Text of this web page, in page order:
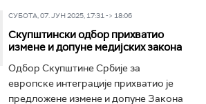
СУБОТА, 07. ЈУН 2025, 17:31 -> 18:06
Скупштински одбор прихватио
измене и допуне медијских закона
Одбор Скупштине Србије за
европске интеграције прихватио је
предложене измене и допуне Закона